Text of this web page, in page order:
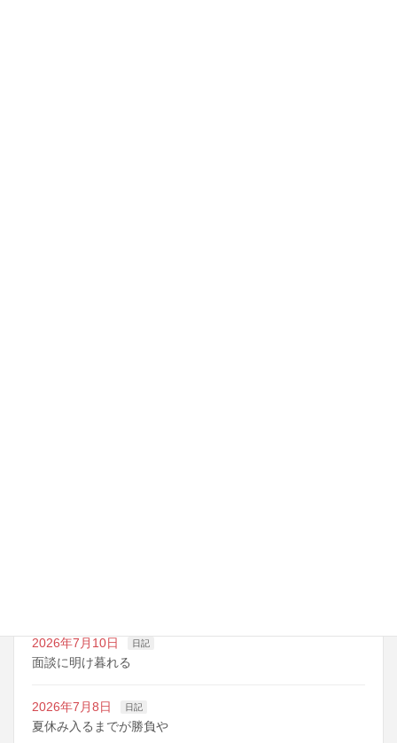
2026年7月10日 日記
面談に明け暮れる
2026年7月8日 日記
夏休み入るまでが勝負や